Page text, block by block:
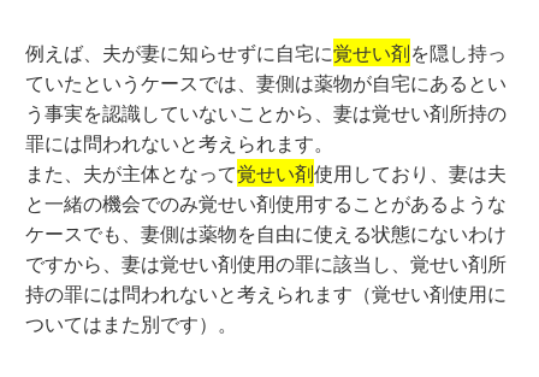
例えば、夫が妻に知らせずに自宅に覚せい剤を隠し持っ
ていたというケースでは、妻側は薬物が自宅にあるとい
う事実を認識していないことから、妻は覚せい剤所持の
罪には問われないと考えられます。
また、夫が主体となって覚せい剤使用しており、妻は夫
と一緒の機会でのみ覚せい剤使用することがあるような
ケースでも、妻側は薬物を自由に使える状態にないわけ
ですから、妻は覚せい剤使用の罪に該当し、覚せい剤所
持の罪には問われないと考えられます（覚せい剤使用に
ついてはまた別です）。